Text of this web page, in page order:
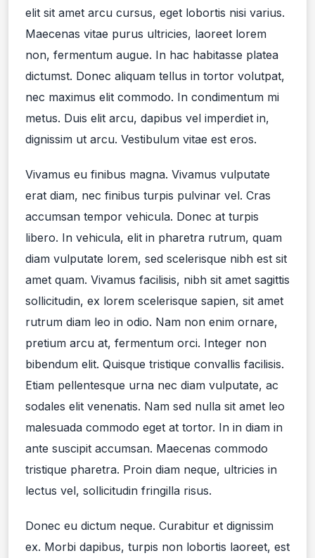
elit sit amet arcu cursus, eget lobortis nisi varius.
Maecenas vitae purus ultricies, laoreet lorem
non, fermentum augue. In hac habitasse platea
dictumst. Donec aliquam tellus in tortor volutpat,
nec maximus elit commodo. In condimentum mi
metus. Duis elit arcu, dapibus vel imperdiet in,
dignissim ut arcu. Vestibulum vitae est eros.
Vivamus eu finibus magna. Vivamus vulputate
erat diam, nec finibus turpis pulvinar vel. Cras
accumsan tempor vehicula. Donec at turpis
libero. In vehicula, elit in pharetra rutrum, quam
diam vulputate lorem, sed scelerisque nibh est sit
amet quam. Vivamus facilisis, nibh sit amet sagittis
sollicitudin, ex lorem scelerisque sapien, sit amet
rutrum diam leo in odio. Nam non enim ornare,
pretium arcu at, fermentum orci. Integer non
bibendum elit. Quisque tristique convallis facilisis.
Etiam pellentesque urna nec diam vulputate, ac
sodales elit venenatis. Nam sed nulla sit amet leo
malesuada commodo eget at tortor. In in diam in
ante suscipit accumsan. Maecenas commodo
tristique pharetra. Proin diam neque, ultricies in
lectus vel, sollicitudin fringilla risus.
Donec eu dictum neque. Curabitur et dignissim
ex. Morbi dapibus, turpis non lobortis laoreet, est